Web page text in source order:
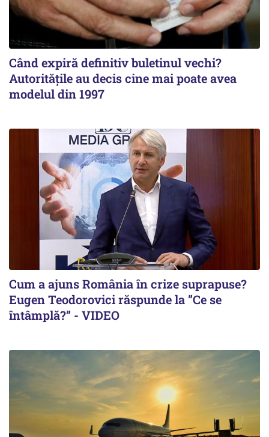
Când expiră definitiv buletinul vechi?
Autoritățile au decis cine mai poate avea
modelul din 1997
Cum a ajuns România în crize suprapuse?
Eugen Teodorovici răspunde la ”Ce se
întâmplă?” - VIDEO